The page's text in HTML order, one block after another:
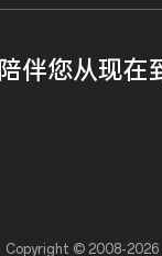
陪伴您从现在
Copyright © 2008-2026